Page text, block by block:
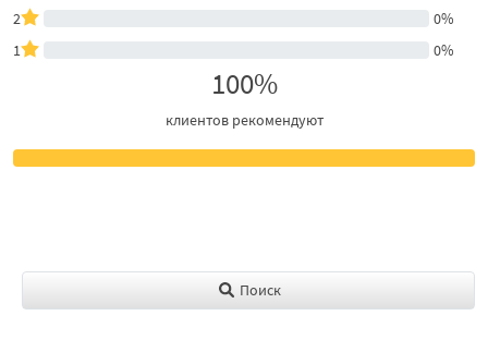
2
0%
1
0%
100%
клиентов рекомендуют
Поиск